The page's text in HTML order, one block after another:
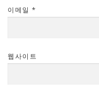
이메일 *
웹사이트